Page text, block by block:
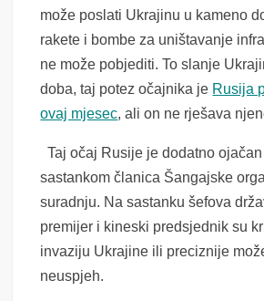
može poslati Ukrajinu u kameno
rakete i bombe za uništavanje
ne može pobjediti. To slanje
doba, taj potez očajnika je Rusija
ovaj mjesec, ali on ne rješava
Taj očaj Rusije je dodatno
sastankom članica Šangajske
suradnju. Na sastanku šefova
premijer i kineski predsjednik su
invaziju Ukrajine ili preciznije
neuspjeh.